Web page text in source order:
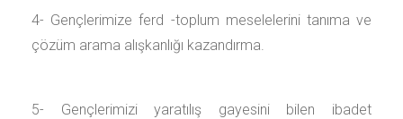
4- Gençlerimize ferd -toplum meselelerini tanıma ve
çözüm arama alışkanlığı kazandırma.
5- Gençlerimizi yaratılış gayesini bilen ibadet